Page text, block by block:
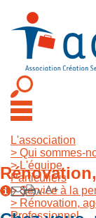
L'association
> Qui sommes-
>L'équipe
Particuliers
>Service à la
> Rénovation,
Professionnel